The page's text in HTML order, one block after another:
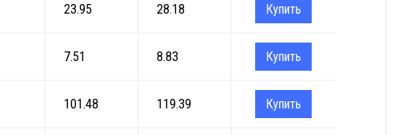
23.95 28.18 Купить
7.51 8.83 Купить
101.48 119.39 Купить